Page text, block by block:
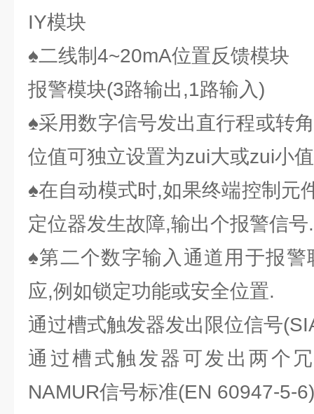
IY模块
♠二线制4~20mA位置反馈模块
报警模块(3路输出,1路输入)
♠采用数字信号发出直行程或转
位值可独立设置为zui大或zui小
♠在自动模式时,如果终端控制元
定位器发生故障,输出个报警信号.
♠第二个数字输入通道用于报
应,例如锁定功能或安全位置.
通过槽式触发器发出限位信号
通过槽式触发器可发出两个
NAMUR信号标准(EN 60947-5-